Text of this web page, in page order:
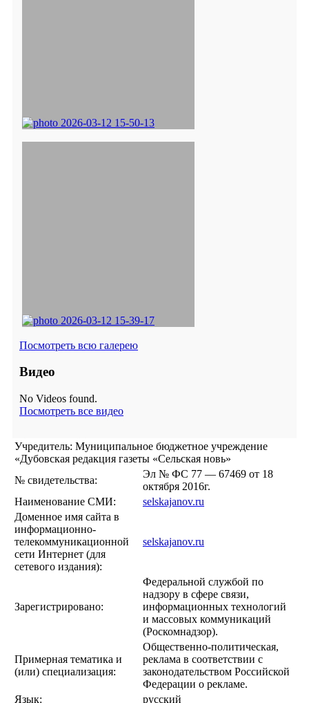
Посмотреть всю галерею
Видео
No Videos found.
Посмотреть все видео
Учредитель: Муниципальное бюджетное учреждение
«Дубовская редакция газеты «Сельская новь»
№ свидетельства:
Эл № ФС 77 — 67469 от 18
октября 2016г.
Наименование СМИ:
selskajanov.ru
Доменное имя сайта в
информационно-
телекоммуникационной
сети Интернет (для
сетевого издания):
selskajanov.ru
Зарегистрировано:
Федеральной службой по
надзору в сфере связи,
информационных технологий
и массовых коммуникаций
(Роскомнадзор).
Примерная тематика и
(или) специализация:
Общественно-политическая,
реклама в соответствии с
законодательством Российской
Федерации о рекламе.
Язык:
русский